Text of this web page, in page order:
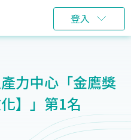
登入
力中心「金鷹獎
】」第1名